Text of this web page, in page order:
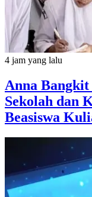
4 jam yang lalu
Anna
Sekolah dan
Beasiswa